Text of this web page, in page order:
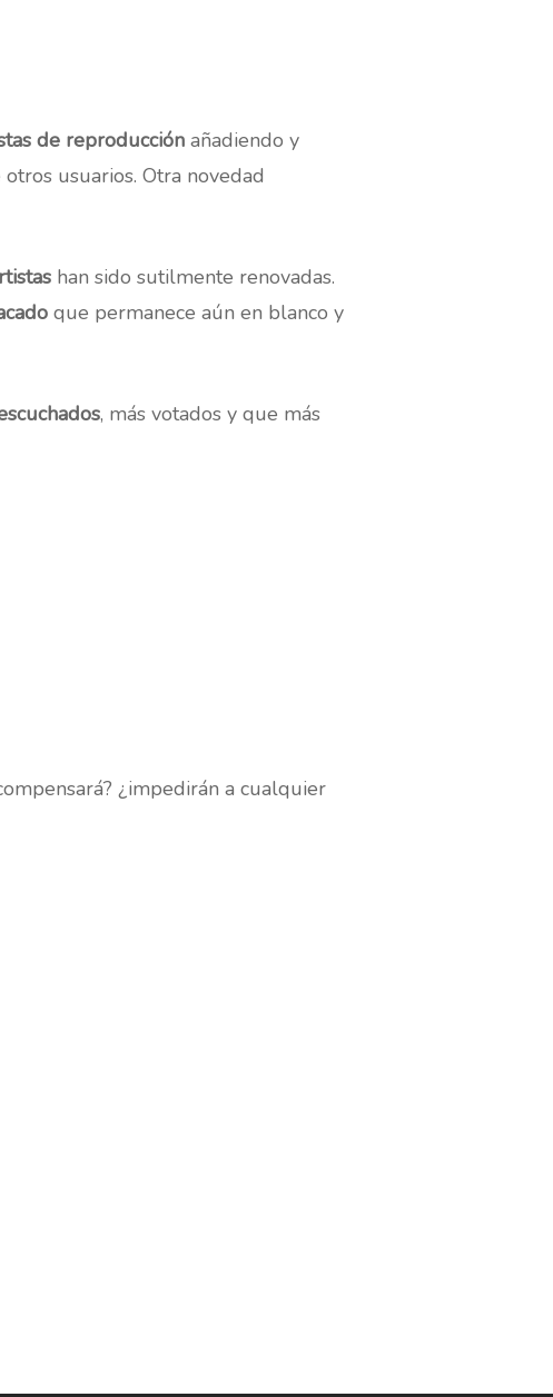
de reproducción añadiendo y
usuarios. Otra novedad
han sido sutilmente renovadas.
que permanece aún en blanco y
, más votados y que más
¿impedirán a cualquier